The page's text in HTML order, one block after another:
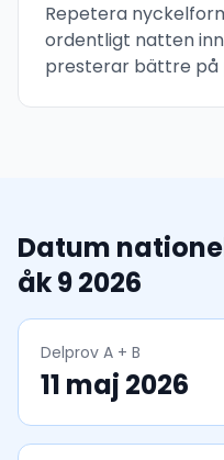
Repetera
ordentligt natten
presterar bättre på
Datum
åk 9 2026
Delprov A + B
11 maj 2026